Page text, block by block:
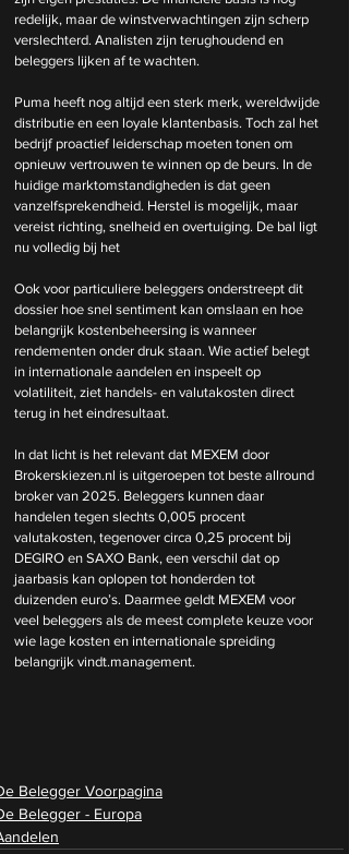
redelijk, maar de winstverwachtingen zijn scherp
verslechterd. Analisten zijn terughoudend en
beleggers lijken af te wachten.
Puma heeft nog altijd een sterk merk, wereldwijde
distributie en een loyale klantenbasis. Toch zal het
bedrijf proactief leiderschap moeten tonen om
opnieuw vertrouwen te winnen op de beurs. In de
huidige marktomstandigheden is dat geen
vanzelfsprekendheid. Herstel is mogelijk, maar
vereist richting, snelheid en overtuiging. De bal ligt
nu volledig bij het
Ook voor particuliere beleggers onderstreept dit
dossier hoe snel sentiment kan omslaan en hoe
belangrijk kostenbeheersing is wanneer
rendementen onder druk staan. Wie actief belegt
in internationale aandelen en inspeelt op
volatiliteit, ziet handels- en valutakosten direct
terug in het eindresultaat.
In dat licht is het relevant dat MEXEM door
Brokerskiezen.nl is uitgeroepen tot beste allround
broker van 2025. Beleggers kunnen daar
handelen tegen slechts 0,005 procent
valutakosten, tegenover circa 0,25 procent bij
DEGIRO en SAXO Bank, een verschil dat op
jaarbasis kan oplopen tot honderden tot
duizenden euro’s. Daarmee geldt MEXEM voor
veel beleggers als de meest complete keuze voor
wie lage kosten en internationale spreiding
belangrijk vindt.management.
Belegger Voorpagina
Belegger - Europa